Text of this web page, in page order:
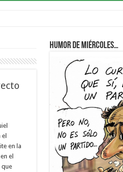
y anunció un vademécum
en la
el
Humor de Miércoles…